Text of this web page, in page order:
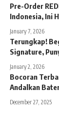
Pre-Order
Indonesia, Ini
January 7, 2026
Terungkap!
Signature,
January 2, 2026
Bocoran
Andalkan
December 27, 2025